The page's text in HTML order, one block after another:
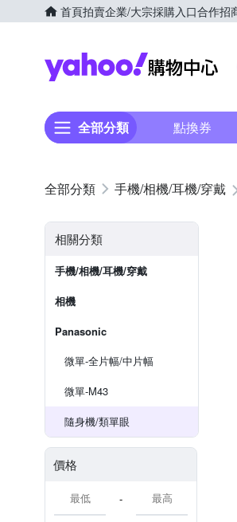
首頁拍賣企業/大宗採購入口合作招
全部分類 點換券
手機/相機/耳機/穿戴
相關分類
手機/相機/耳機/穿戴
相機
Panasonic
微單-全片幅/中片幅
微單-M43
隨身機/類單眼
價格
-